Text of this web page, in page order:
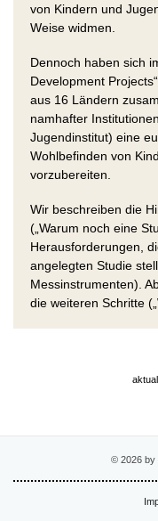
von Kindern und
Weise widmen.
Dennoch haben sich
Development
aus 16 Ländern
namhafter
Jugendinstitut) eine
Wohlbefinden von
vorzubereiten.
Wir beschreiben die
(„Warum noch eine
Herausforderungen,
angelegten Studie
Messinstrumenten).
die weiteren Schritte
© 2026 by